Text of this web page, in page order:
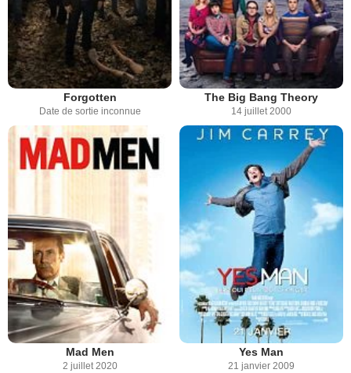
Forgotten
Date de sortie inconnue
The Big Bang Theory
14 juillet 2000
Mad Men
2 juillet 2020
Yes Man
21 janvier 2009